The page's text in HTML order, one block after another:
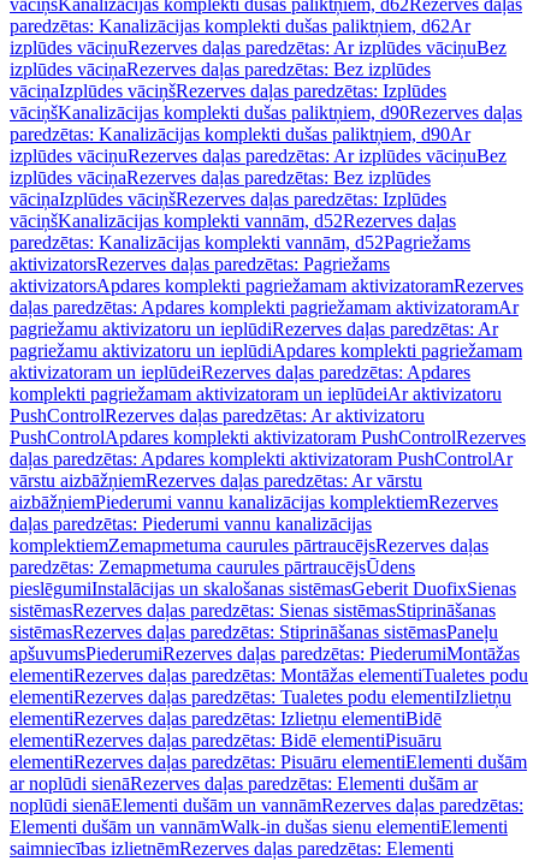
vāciņšKanalizācijas komplekti dušas paliktņiem, d62Rezerves daļas
paredzētas: Kanalizācijas komplekti dušas paliktņiem, d62Ar
izplūdes vāciņuRezerves daļas paredzētas: Ar izplūdes vāciņuBez
izplūdes vāciņaRezerves daļas paredzētas: Bez izplūdes
vāciņaIzplūdes vāciņšRezerves daļas paredzētas: Izplūdes
vāciņšKanalizācijas komplekti dušas paliktņiem, d90Rezerves daļas
paredzētas: Kanalizācijas komplekti dušas paliktņiem, d90Ar
izplūdes vāciņuRezerves daļas paredzētas: Ar izplūdes vāciņuBez
izplūdes vāciņaRezerves daļas paredzētas: Bez izplūdes
vāciņaIzplūdes vāciņšRezerves daļas paredzētas: Izplūdes
vāciņšKanalizācijas komplekti vannām, d52Rezerves daļas
paredzētas: Kanalizācijas komplekti vannām, d52Pagriežams
aktivizatorsRezerves daļas paredzētas: Pagriežams
aktivizatorsApdares komplekti pagriežamam aktivizatoramRezerves
daļas paredzētas: Apdares komplekti pagriežamam aktivizatoramAr
pagriežamu aktivizatoru un ieplūdiRezerves daļas paredzētas: Ar
pagriežamu aktivizatoru un ieplūdiApdares komplekti pagriežamam
aktivizatoram un ieplūdeiRezerves daļas paredzētas: Apdares
komplekti pagriežamam aktivizatoram un ieplūdeiAr aktivizatoru
PushControlRezerves daļas paredzētas: Ar aktivizatoru
PushControlApdares komplekti aktivizatoram PushControlRezerves
daļas paredzētas: Apdares komplekti aktivizatoram PushControlAr
vārstu aizbāžņiemRezerves daļas paredzētas: Ar vārstu
aizbāžņiemPiederumi vannu kanalizācijas komplektiemRezerves
daļas paredzētas: Piederumi vannu kanalizācijas
komplektiemZemapmetuma caurules pārtraucējsRezerves daļas
paredzētas: Zemapmetuma caurules pārtraucējsŪdens
pieslēgumiInstalācijas un skalošanas sistēmasGeberit DuofixSienas
sistēmasRezerves daļas paredzētas: Sienas sistēmasStiprināšanas
sistēmasRezerves daļas paredzētas: Stiprināšanas sistēmasPaneļu
apšuvumsPiederumiRezerves daļas paredzētas: PiederumiMontāžas
elementiRezerves daļas paredzētas: Montāžas elementiTualetes podu
elementiRezerves daļas paredzētas: Tualetes podu elementiIzlietņu
elementiRezerves daļas paredzētas: Izlietņu elementiBidē
elementiRezerves daļas paredzētas: Bidē elementiPisuāru
elementiRezerves daļas paredzētas: Pisuāru elementiElementi dušām
ar noplūdi sienāRezerves daļas paredzētas: Elementi dušām ar
noplūdi sienāElementi dušām un vannāmRezerves daļas paredzētas:
Elementi dušām un vannāmWalk-in dušas sienu elementiElementi
saimniecības izlietnēmRezerves daļas paredzētas: Elementi